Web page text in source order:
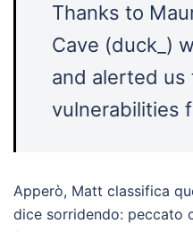
Thanks to
Cave (duck_)
and alerted us
vulnerabilities
Apperò, Matt classifica
dice sorridendo: peccato